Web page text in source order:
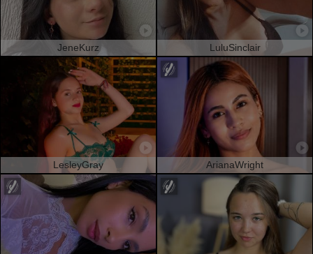
JeneKurz LuluSinclair
LesleyGray ArianaWright